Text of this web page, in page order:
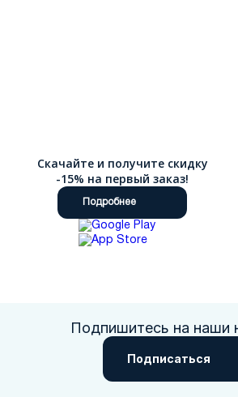
Скачайте и получите скидку
-15% на первый заказ!
Подробнее
Подпишитесь на наши
Подписаться